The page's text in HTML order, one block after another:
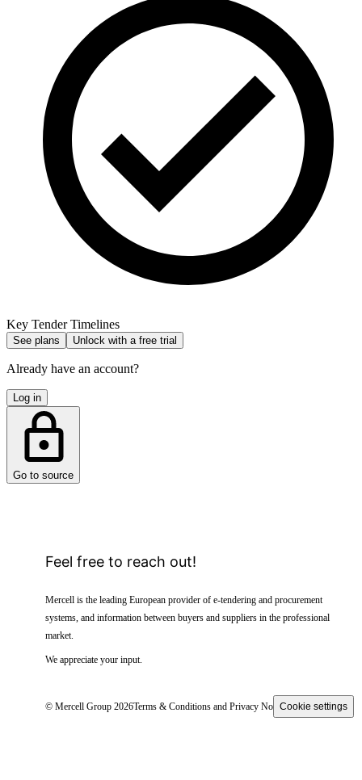
Key Tender Timelines
See plans Unlock with a free trial
Already have an account?
Log in
Go to source
Feel free to reach out!
Mercell is the leading European provider of e-tendering and procurement
systems, and information between buyers and suppliers in the professional
market.
We appreciate your input.
© Mercell Group 2026Terms & Conditions and Privacy NoticeCookie settings